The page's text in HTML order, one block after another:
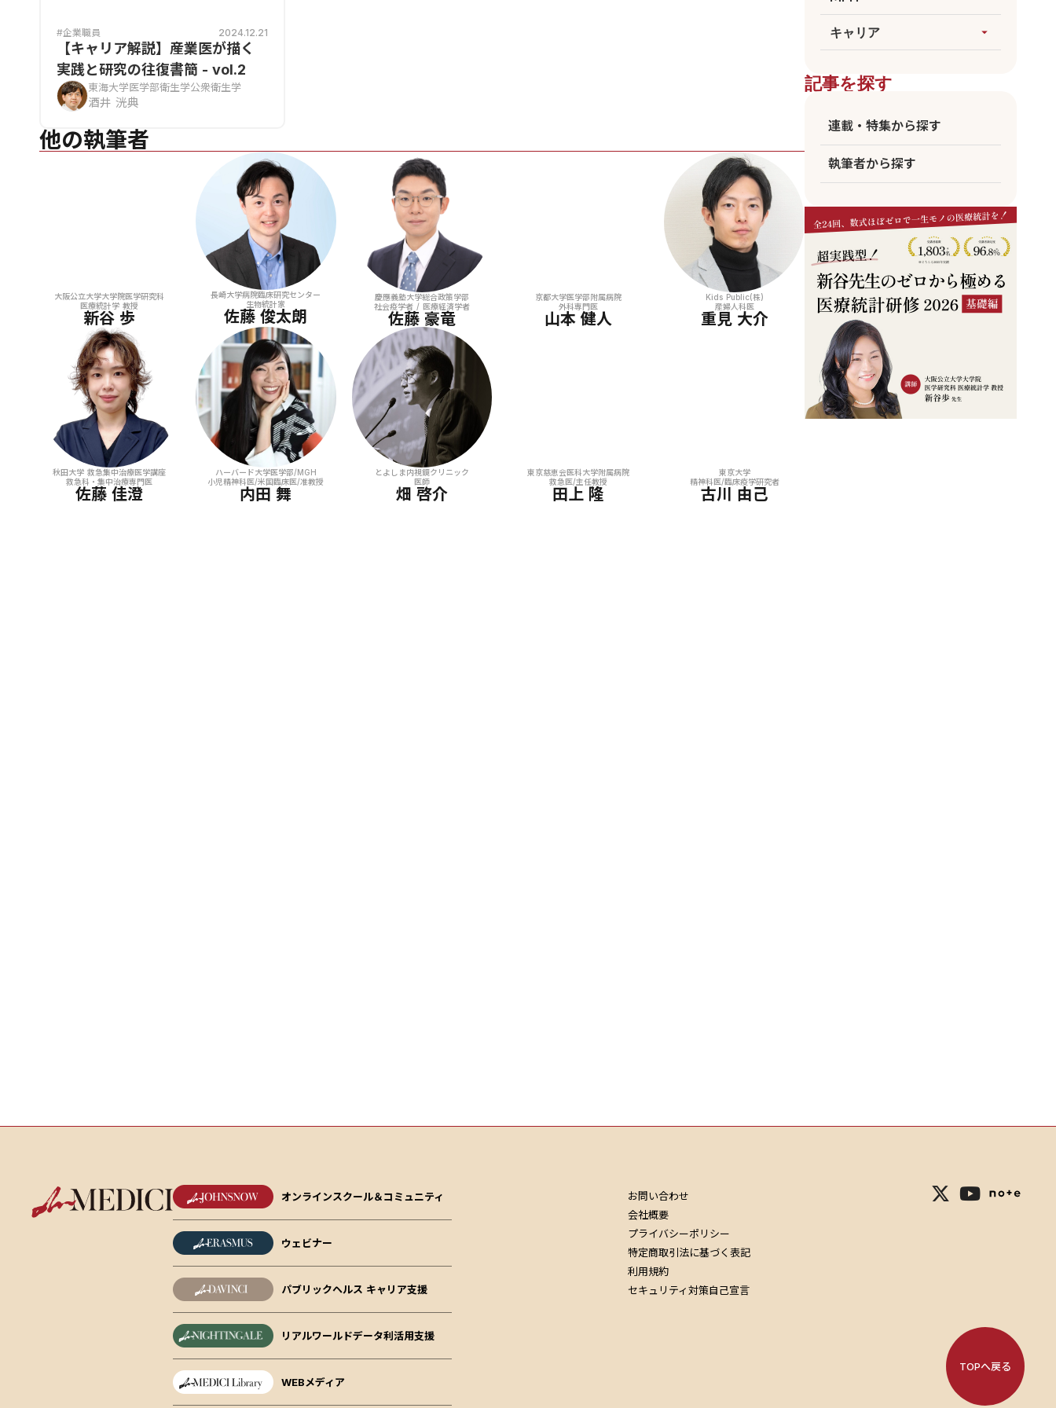
#企業職員 2024.12.21
【キャリア解説】産業医が描く
実践と研究の往復書簡 - vol.2
東海大学医学部衛生学公衆衛生学
酒井 洸典
他の執筆者
大阪公立大学大学院医学研究科
医療統計学 教授
新谷 歩
長崎大学病院臨床研究センター
生物統計家
佐藤 俊太朗
慶應義塾大学総合政策学部
社会疫学者 / 医療経済学者
佐藤 豪竜
京都大学医学部附属病院
外科専門医
山本 健人
Kids Public(株)
産婦人科医
重見 大介
秋田大学 救急集中治療医学講座
救急科・集中治療専門医
佐藤 佳澄
ハーバード大学医学部/MGH
小児精神科医/米国臨床医/准教授
内田 舞
とよしま内視鏡クリニック
医師
畑 啓介
東京慈恵会医科大学附属病院
救急医/主任教授
田上 隆
東京大学
精神科医/臨床疫学研究者
古川 由己
論文執筆
医療統計
臨床
ビジネス
すべてを見る
国公立MPH
京大MPH
キャリア arrow_drop_up
医師
看護師
リハビリ
アカデミア
企業職員
記事を探す
連載・特集から探す
執筆者から探す
オンラインスクール＆コミュニティ
ウェビナー
パブリックヘルス キャリア支援
リアルワールドデータ利活用支援
WEBメディア
お問い合わせ
会社概要
プライバシーポリシー
特定商取引法に基づく表記
利用規約
セキュリティ対策自己宣言
TOPへ戻る